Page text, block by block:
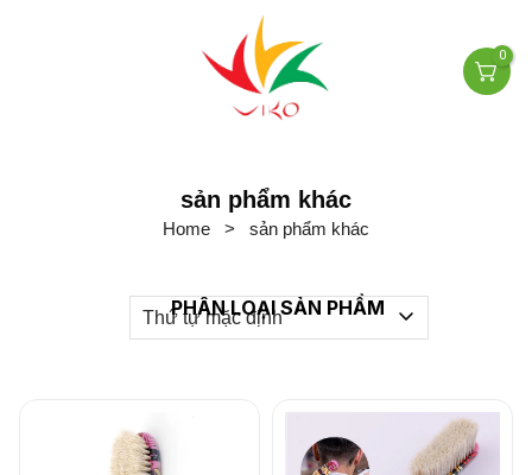
0
sản phẩm khác
Home > sản phẩm khác
PHÂN LOẠI SẢN PHẨM
Thứ tự mặc định